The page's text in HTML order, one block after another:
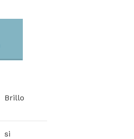
Brillo
si